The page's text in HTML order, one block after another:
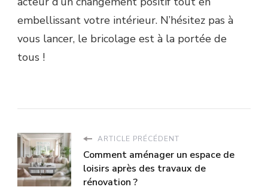
embellissant votre intérieur. N’hésitez pas à
vous lancer, le bricolage est à la portée de
tous !
ARTICLE PRÉCÉDENT
Comment aménager un espace de
loisirs après des travaux de
rénovation ?